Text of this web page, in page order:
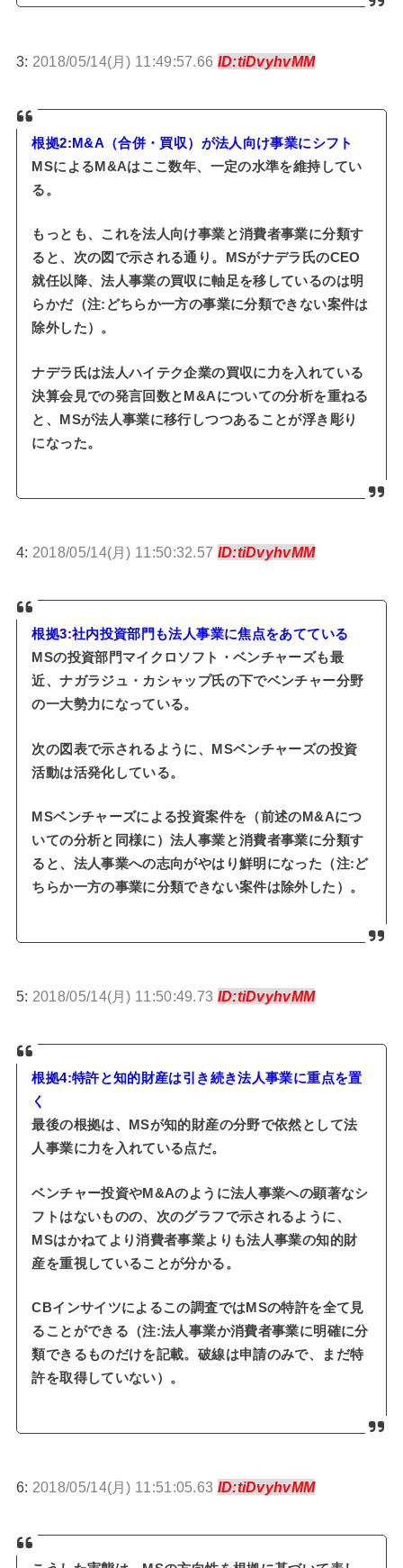
3: 2018/05/14(月) 11:49:57.66 ID:tiDvyhvMM
根拠2:M&A（合併・買収）が法人向け事業にシフト
MSによるM&Aはここ数年、一定の水準を維持してい
る。
もっとも、これを法人向け事業と消費者事業に分類す
ると、次の図で示される通り。MSがナデラ氏のCEO
就任以降、法人事業の買収に軸足を移しているのは明
らかだ（注:どちらか一方の事業に分類できない案件は
除外した）。
ナデラ氏は法人ハイテク企業の買収に力を入れている
決算会見での発言回数とM&Aについての分析を重ねる
と、MSが法人事業に移行しつつあることが浮き彫り
になった。
4: 2018/05/14(月) 11:50:32.57 ID:tiDvyhvMM
根拠3:社内投資部門も法人事業に焦点をあてている
MSの投資部門マイクロソフト・ベンチャーズも最
近、ナガラジュ・カシャップ氏の下でベンチャー分野
の一大勢力になっている。
次の図表で示されるように、MSベンチャーズの投資
活動は活発化している。
MSベンチャーズによる投資案件を（前述のM&Aにつ
いての分析と同様に）法人事業と消費者事業に分類す
ると、法人事業への志向がやはり鮮明になった（注:ど
ちらか一方の事業に分類できない案件は除外した）。
5: 2018/05/14(月) 11:50:49.73 ID:tiDvyhvMM
根拠4:特許と知的財産は引き続き法人事業に重点を置
く
最後の根拠は、MSが知的財産の分野で依然として法
人事業に力を入れている点だ。
ベンチャー投資やM&Aのように法人事業への顕著なシ
フトはないものの、次のグラフで示されるように、
MSはかねてより消費者事業よりも法人事業の知的財
産を重視していることが分かる。
CBインサイツによるこの調査ではMSの特許を全て見
ることができる（注:法人事業か消費者事業に明確に分
類できるものだけを記載。破線は申請のみで、まだ特
許を取得していない）。
6: 2018/05/14(月) 11:51:05.63 ID:tiDvyhvMM